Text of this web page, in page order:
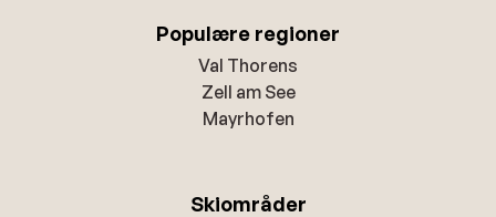
Populære regioner
Val Thorens
Zell am See
Mayrhofen
Skiområder